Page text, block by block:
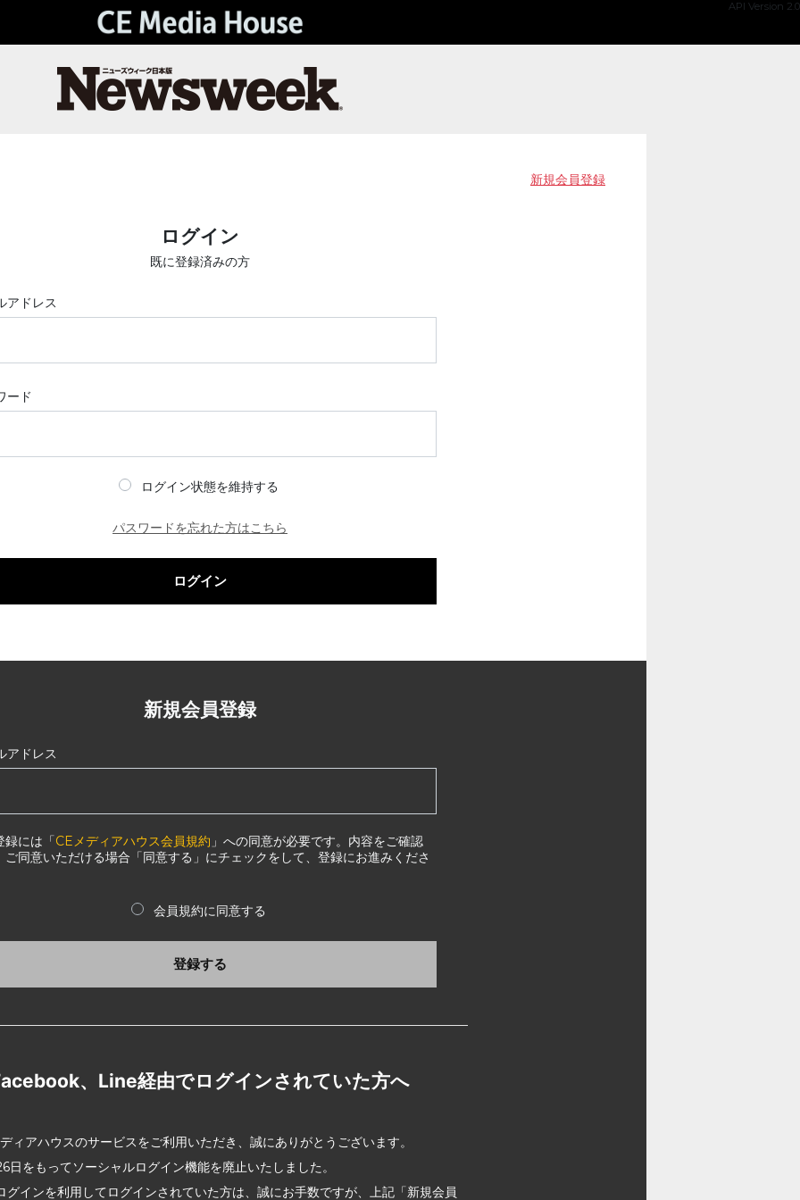
API Version 2.0
新規会員登録
ログイン
既に登録済みの方
アドレス
ード
ログイン状態を維持する
パスワードを忘れた方はこちら
ログイン
新規会員登録
アドレス
録には「CEメディアハウス会員規約 」への同意が必要です。内容をご確認
ご同意いただける場合「同意する」にチェックをして、登録にお進みくださ
会員規約に同意する
登録する
、Line経由でログインされていた方へ
ィアハウスのサービスをご利用いただき、誠にありがとうございます。
日をもってソーシャルログイン機能を廃止いたしました。
グインを利用してログインされていた方は、誠にお手数ですが、上記「新規会員